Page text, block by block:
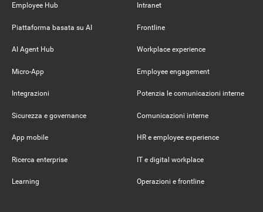
Employee Hub
Piattaforma basata su AI
AI Agent Hub
Micro-App
Integrazioni
Sicurezza e governance
App mobile
Ricerca enterprise
Learning
Intranet
Frontline
Workplace experience
Employee engagement
Potenzia le comunicazioni interne
Comunicazioni interne
HR e employee experience
IT e digital workplace
Operazioni e frontline